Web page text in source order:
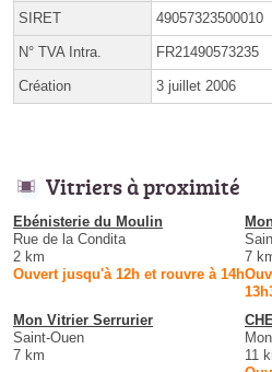
SIRET 49057323500010
N° TVA Intra. FR21490573235
Création 3 juillet 2006
Vitriers à proximité
Ebénisterie du Moulin
Rue de la Condita
2 km
Ouvert jusqu'à 12h et rouvre à 14h
7
Mon Vitrier Serrurier
Saint-Ouen
7 km
11